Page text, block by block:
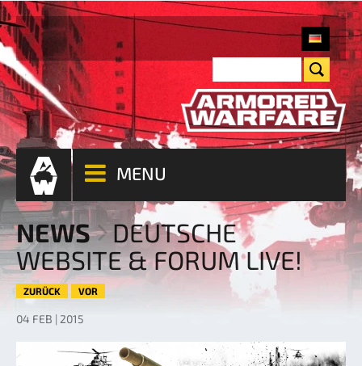
MENU
NEWS
DEUTSCHE
WEBSITE & FORUM LIVE!
ZURÜCK VOR
04 FEB | 2015